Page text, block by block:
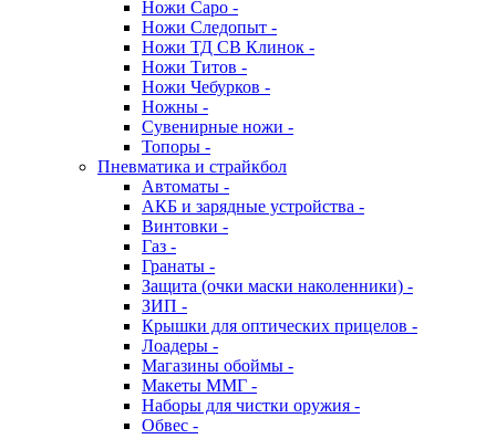
Ножи Саро -
Ножи Следопыт -
Ножи ТД СВ Клинок -
Ножи Титов -
Ножи Чебурков -
Ножны -
Сувенирные ножи -
Топоры -
Пневматика и страйкбол
Автоматы -
АКБ и зарядные устройства -
Винтовки -
Газ -
Гранаты -
Защита (очки маски наколенники) -
ЗИП -
Крышки для оптических прицелов -
Лоадеры -
Магазины обоймы -
Макеты ММГ -
Наборы для чистки оружия -
Обвес -